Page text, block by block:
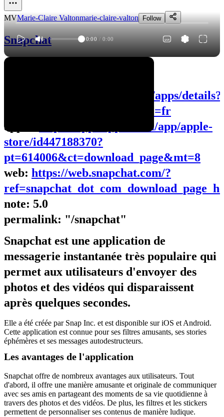
MVMarie-Claire Valtonmarie-claire-valton Follow
Snapchat 0:00 / 0:00
download:
https://play.google.com/store/apps/details?
id=com.snapchat.android&hl=fr
apple:
https://apps.apple.com/app/apple-
store/id447188370?
pt=614006&ct=download_page&mt=8
web: https://web.snapchat.com/?
note: 5.0
permalink: "/snapchat"
Snapchat est une application de
messagerie instantanée très populaire qui
permet aux utilisateurs d'envoyer des
photos et des vidéos qui disparaissent
après quelques secondes.
Elle a été créée par Snap Inc. et est disponible sur iOS et Android.
Cette application est connue pour ses filtres amusants, ses stories
éphémères et ses messages autodestructeurs.
Les avantages de l'application
Snapchat offre de nombreux avantages aux utilisateurs. Tout
d'abord, il offre une manière amusante et originale de communiquer
avec ses amis en partageant des moments de sa vie quotidienne à
travers des photos et des vidéos. De plus, les filtres et les stickers
permettent de personnaliser ses contenus de manière ludique.